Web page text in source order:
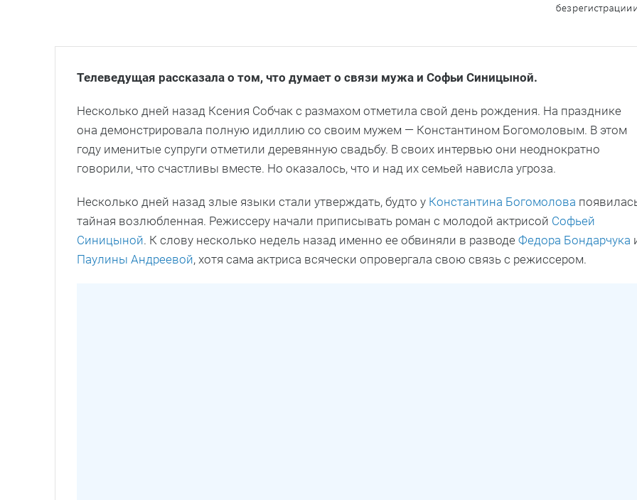
Телеведущая рассказала о том, что думает о связи мужа и Софьи Синицыной.
Несколько дней назад Ксения Собчак с размахом отметила свой день рождения. На празднике
она демонстрировала полную идиллию со своим мужем — Константином Богомоловым. В этом
году именитые супруги отметили деревянную свадьбу. В своих интервью они неоднократно
говорили, что счастливы вместе. Но оказалось, что и над их семьей нависла угроза.
Несколько дней назад злые языки стали утверждать, будто у Константина Богомолова
тайная возлюбленная. Режиссеру начали приписывать роман с молодой актрисой Софьей
Синицыной. К слову несколько недель назад именно ее обвиняли в разводе Федора Бондарчука
Паулины Андреевой, хотя сама актриса всячески опровергала свою связь с режиссером.